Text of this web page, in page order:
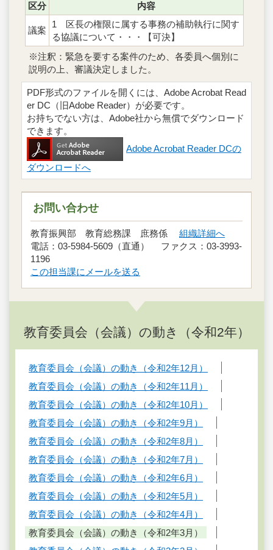
区分
内容
議案
1 区長の権限に属する事務の補助執行に関す
る協議について・・・【可決】
※注釈：緊急を要する案件のため、各委員へ個別に
説明の上、審議決定しました。
PDF形式のファイルを開くには、Adobe Acrobat Read
er DC（旧Adobe Reader）が必要です。
お持ちでない方は、Adobe社から無償でダウンロード
できます。
Adobe Acrobat Reader DCの
ダウンロードへ
お問い合わせ
教育振興部 教育総務課 庶務係 組織詳細へ
電話：03-5984-5609（直通） ファクス：03-3993-
1196
この担当課にメールを送る
教育委員会（会議）の動き（令和2年）
教育委員会（会議）の動き（令和2年12月）
教育委員会（会議）の動き（令和2年11月）
教育委員会（会議）の動き（令和2年10月）
教育委員会（会議）の動き（令和2年9月）
教育委員会（会議）の動き（令和2年8月）
教育委員会（会議）の動き（令和2年7月）
教育委員会（会議）の動き（令和2年6月）
教育委員会（会議）の動き（令和2年5月）
教育委員会（会議）の動き（令和2年4月）
教育委員会（会議）の動き（令和2年3月）